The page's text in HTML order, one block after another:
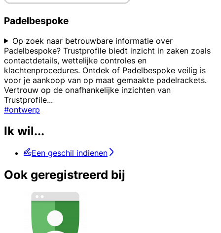
Padelbespoke
Op zoek naar betrouwbare informatie over
Padelbespoke? Trustprofile biedt inzicht in zaken zoals
contactdetails, wettelijke controles en
klachtenprocedures. Ontdek of Padelbespoke veilig is
voor je aankoop van op maat gemaakte padelrackets.
Vertrouw op de onafhankelijke inzichten van
Trustprofile...
#ontwerp
Ik wil...
Een geschil indienen
Ook geregistreerd bij